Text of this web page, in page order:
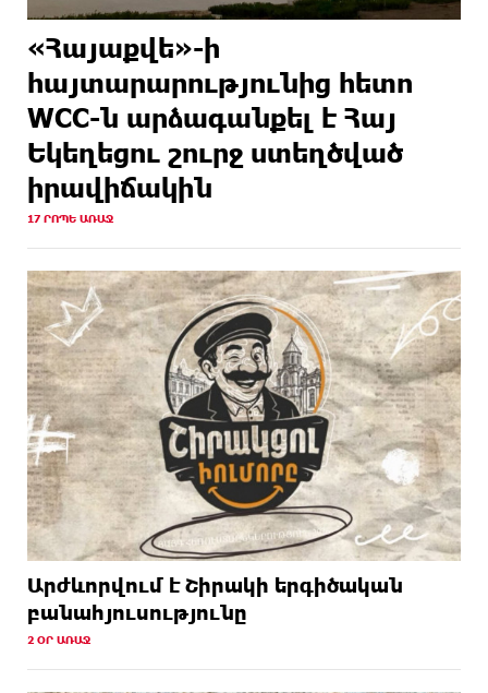
«Հայաքվե»-ի
հայտարարությունից հետո
WCC-ն արձագանքել է Հայ
Եկեղեցու շուրջ ստեղծված
իրավիճակին
17 ՐՈՊԵ ԱՌԱՋ
Արժևորվում է Շիրակի երգիծական
բանահյուսությունը
2 ՕՐ ԱՌԱՋ